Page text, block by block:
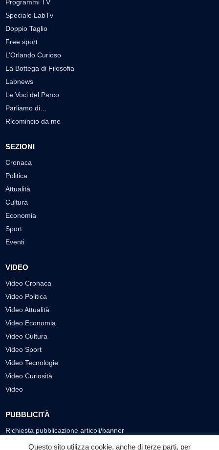
Programmi TV
Speciale LabTv
Doppio Taglio
Free sport
L’Orlando Curioso
La Bottega di Filosofia
Labnews
Le Voci del Parco
Parliamo di…
Ricomincio da me
SEZIONI
Cronaca
Politica
Attualità
Cultura
Economia
Sport
Eventi
VIDEO
Video Cronaca
Video Politica
Video Attualità
Video Economia
Video Cultura
Video Sport
Video Tecnologie
Video Curiosità
Video
PUBBLICITÀ
Richiesta pubblicazione articoli/banner
Questo sito utilizza cookie, anche di terze parti, per